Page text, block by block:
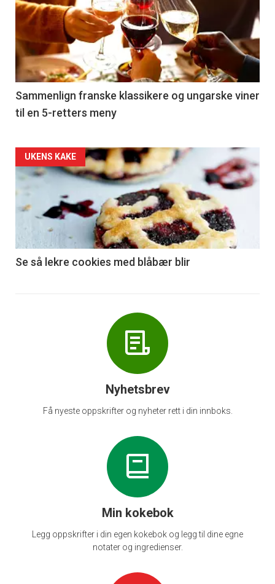
akkurat
nå
-
5
Sammenlign franske klassikere og ungarske viner
til en 5-retters meny
Forsiden
akkurat
nå
6
UKENS KAKE
Se så lekre cookies med blåbær blir
Nyhetsbrev
Få nyeste oppskrifter og nyheter rett i din innboks.
Min kokebok
Legg oppskrifter i din egen kokebok og legg til dine egne
notater og ingredienser.